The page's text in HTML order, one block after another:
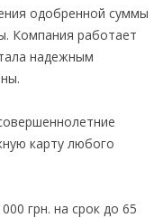
одобренной суммы
Компания работает
надежным
карту любого
грн. на срок до 65